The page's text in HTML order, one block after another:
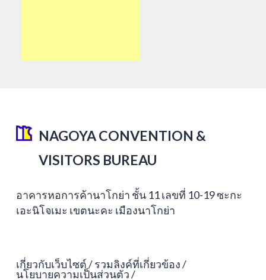
NAGOYA CONVENTION &
VISITORS BUREAU
อาคารหอการค้านาโกย่า ชั้น 11 เลขที่ 10-19 ซะกะ
เอะนิโจเมะ เขตนะคะ เมืองนาโกย่า
เกี่ยวกับเว็บไซต์ รวมลิงค์ที่เกี่ยวข้อง
นโยบายความเป็นส่วนตัว